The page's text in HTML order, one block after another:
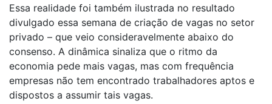
Essa realidade foi também ilustrada no resultado
divulgado essa semana de criação de vagas no setor
privado – que veio consideravelmente abaixo do
consenso. A dinâmica sinaliza que o ritmo da
economia pede mais vagas, mas com frequência
empresas não tem encontrado trabalhadores aptos e
dispostos a assumir tais vagas.